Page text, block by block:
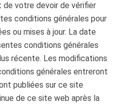
votre devoir de vérifier
conditions générales pour
ou mises à jour. La date
conditions générales
récente. Les modifications
générales entreront
publiées sur ce site
de ce site web après la